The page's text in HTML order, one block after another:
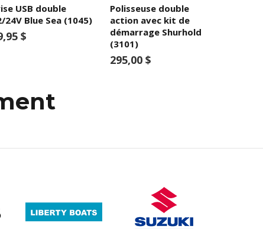
USB double
24V Blue Sea (1045)
$
Polisseuse double
action avec kit de
démarrage Shurhold
(3101)
295,00 $